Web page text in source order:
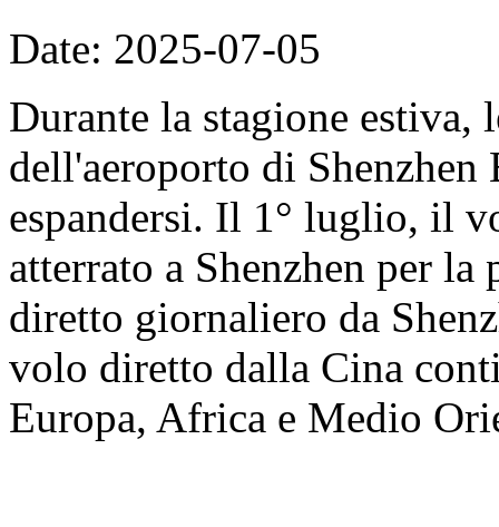
Date: 2025-07-05
Durante la stagione estiva,
dell'aeroporto di Shenzhen
espandersi. Il 1° luglio, il
atterrato a Shenzhen per
diretto giornaliero da
volo diretto dalla Cina
Europa, Africa e Medio